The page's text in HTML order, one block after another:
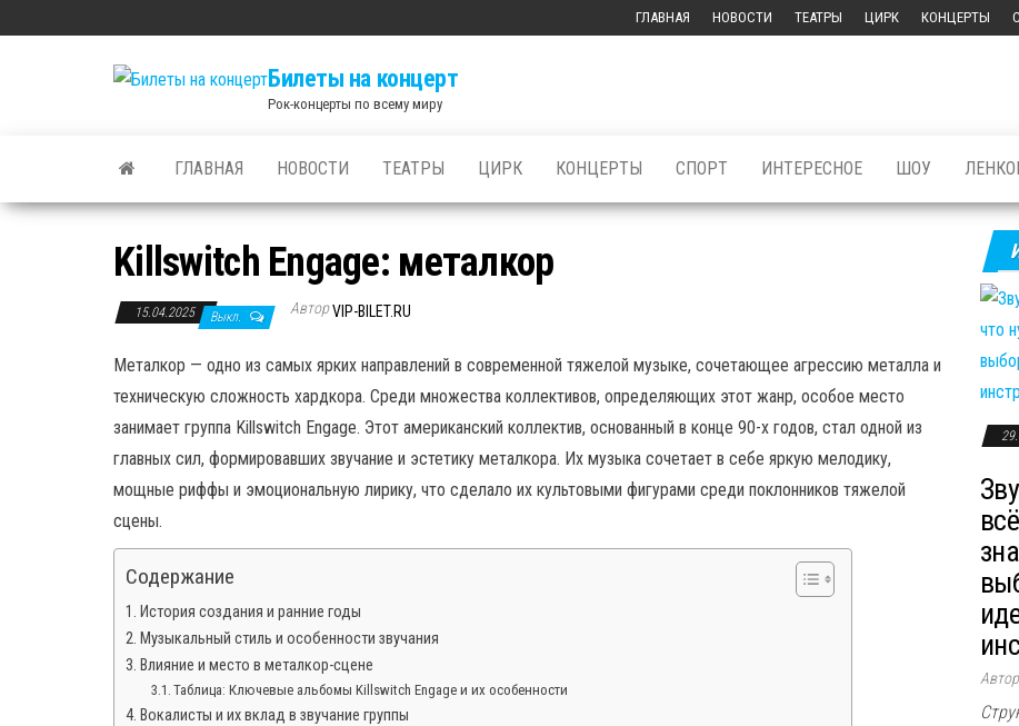
ГЛАВНАЯ НОВОСТИ ТЕАТРЫ ЦИРК КОНЦЕРТЫ
Билеты на концерт
Рок-концерты по всему миру
ГЛАВНАЯ НОВОСТИ ТЕАТРЫ ЦИРК КОНЦЕРТЫ СПОРТ ИНТЕРЕСНОЕ ШОУ
Killswitch Engage: металкор
15.04.2025 Выкл. АвторVIP-BILET.RU
Металкор — одно из самых ярких направлений в современной тяжелой музыке, сочетающее агрессию металла и
техническую сложность хардкора. Среди множества коллективов, определяющих этот жанр, особое место
занимает группа Killswitch Engage. Этот американский коллектив, основанный в конце 90-х годов, стал одной из
главных сил, формировавших звучание и эстетику металкора. Их музыка сочетает в себе яркую мелодику,
мощные риффы и эмоциональную лирику, что сделало их культовыми фигурами среди поклонников тяжелой
сцены.
Содержание
История создания и ранние годы
Музыкальный стиль и особенности звучания
Влияние и место в металкор-сцене
Таблица: Ключевые альбомы Killswitch Engage и их особенности
Вокалисты и их вклад в звучание группы
Автор